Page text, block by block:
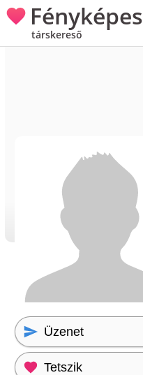
Fényképes
társkereső
Üzenet
Tetszik